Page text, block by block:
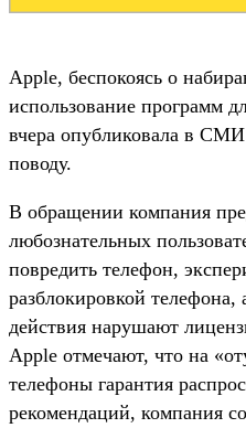
Apple, беспокоясь о
использование программ
вчера опубликовала в СМИ
поводу.
В обращении компания
любознательных
повредить телефон,
разблокировкой
действия нарушают
Apple отмечают, что на
телефоны гарантия
рекомендаций, компания